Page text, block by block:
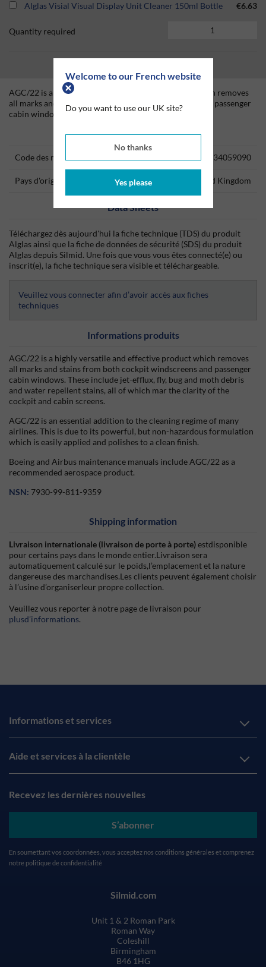
Welcome to our French website
Do you want to use our UK site?
No thanks
Yes please
Alglas Visial Visual Display Unit Cleaner 150ml Bottle €6.63
Quantity required
AGC/22 is a highly versatile and effective product which removes
all marks and stains from both cockpit windscreens and passenger
cabin windows.
Technical Information
Code des marchandises 34059090
Pays d'origine United Kingdom
Data Sheets
Téléchargez dès aujourd'hui la fiche technique (TDS) du produit
Alglas ainsi que la fiche de données de sécurité (SDS) du produit
Alglas depuis Silmid. Une fois que vous vous êtes connecté(e) ou
inscrit(e), la fiche technique sera visible et téléchargeable.
Veuillez vous connecter afin d’avoir accès aux fiches
techniques
Informations produits
AGC/22 is a highly versatile and effective product which removes
all marks and stains from both cockpit windscreens and passenger
cabin windows. These include jet-efflux, fly, bug and moth debris
and water repellent stains, all of which mar the clarity of the
cockpit and cabin screens.
AGC/22 is an essential addition to the cleaning regime of many
airlines. This is due to its powerful, but non-hazardous formulation
which is easily applied and polishes to a clean finish.
Boeing and Airbus maintenance manuals include AGC/22 as a
recommended aerospace product.
NSN: 7930-99-811-9359
Shipping information
Livraison internationale (livraison de porte à porte)estdisponible
pour certains pays dans le monde entier.Livraison sera
automatiquement calculé sur le poids,l’emplacement et la nature
dangereuse des marchandises.Les clients peuvent également choisir
à l’usine d’organiserleur propre collection.
Veuillez vous reporter à notre page de livraison pour
plusd’informations.
Informations et services
Aide et services à la clientèle
Recevez les dernières nouvelles
S’abonner
En soumettant vos coordonnées, vous acceptez nos conditions générales et comprenez
notre politique de confidentialité
Silmid.com
Unit 1 & 2 Roman Park
Roman Way
Coleshill
Birmingham
B46 1HG